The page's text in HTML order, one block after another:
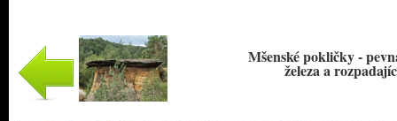
Mšenské pokličky -
železa a